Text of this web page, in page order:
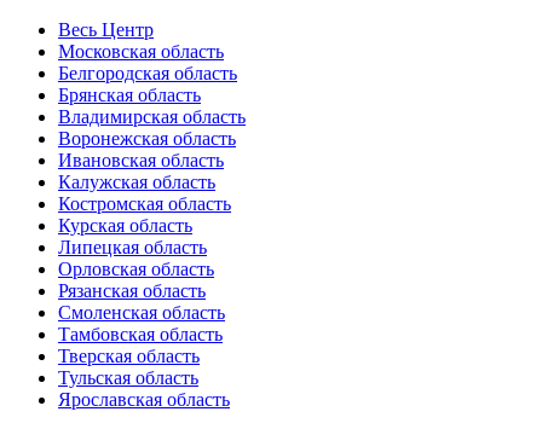
Весь Центр
Московская область
Белгородская область
Брянская область
Владимирская область
Воронежская область
Ивановская область
Калужская область
Костромская область
Курская область
Липецкая область
Орловская область
Рязанская область
Смоленская область
Тамбовская область
Тверская область
Тульская область
Ярославская область